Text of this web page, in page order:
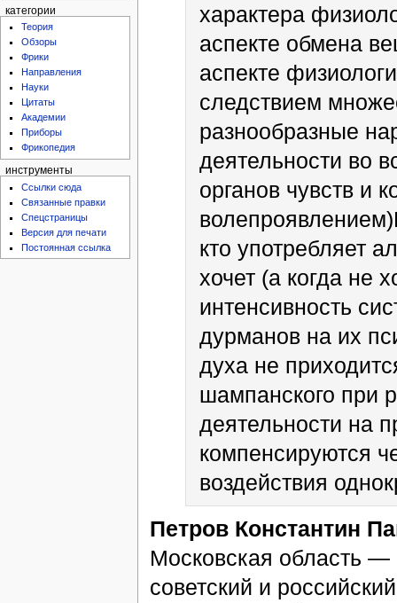
категории
Теория
Обзоры
Фрики
Направления
Науки
Цитаты
Академии
Приборы
Фрикопедия
инструменты
Ссылки сюда
Связанные правки
Спецстраницы
Версия для печати
Постоянная ссылка
характера
аспекте обмена
аспекте
следствием
разнообразные
деятельности во
органов чувств и
кто употребляет
хочет (а когда не
интенсивность
дурманов на их
духа не
шампанского при
деятельности на
компенсируются
воздействия
Петров Константин
Московская область
советский и